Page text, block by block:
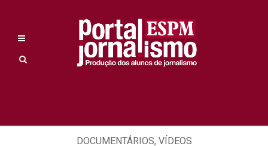
DOCUMENTÁRIOS, VÍDEOS